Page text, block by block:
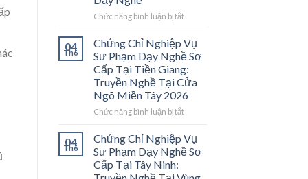
2026:
Mở
Cánh
Cửa
Nghề
Dạy
Ở
Trung
ĐBSCL
Chức năng bình luận bị tắtở
Chỉ
Nghiệp
Vụ
Sư
Phạm
Sơ
Cấp
Vinh
2026:
04
Th6
Chứng Chỉ Nghiệp Vụ
Sư Phạm Dạy Nghề Sơ
Cấp Tại Tiền Giang:
Truyền Nghề Tại Cửa
Ngõ Miền Tây 2026
Chức năng bình luận bị tắtở
Chỉ
Nghiệp
Vụ
04
Th6
Chứng Chỉ Nghiệp Vụ
Sư Phạm Dạy Nghề Sơ
Cấp Tại Tây Ninh: